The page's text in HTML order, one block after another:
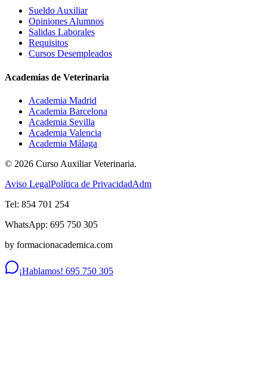
Sueldo Auxiliar
Opiniones Alumnos
Salidas Laborales
Requisitos
Cursos Desempleados
Academias de Veterinaria
Academia Madrid
Academia Barcelona
Academia Sevilla
Academia Valencia
Academia Málaga
© 2026 Curso Auxiliar Veterinaria.
Aviso LegalPolítica de PrivacidadAdm
Tel: 854 701 254
WhatsApp: 695 750 305
by formacionacademica.com
¡Hablamos! 695 750 305